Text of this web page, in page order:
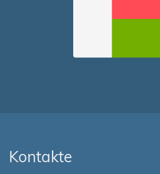
Kontakte